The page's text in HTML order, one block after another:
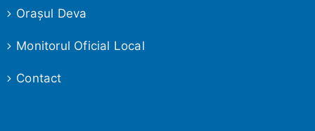
Oraşul Deva
Monitorul Oficial Local
Contact